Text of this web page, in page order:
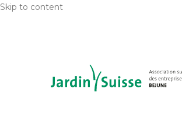
Skip to content